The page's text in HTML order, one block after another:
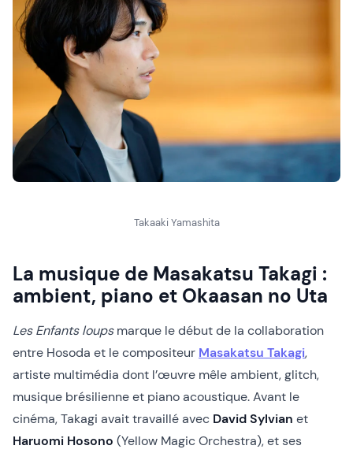
Takaaki Yamashita
La musique de Masakatsu Takagi :
ambient, piano et Okaasan no Uta
Les Enfants loupsmarque le début de la collaboration
entre Hosoda et le compositeur Masakatsu Takagi,
artiste multimédia dont l’œuvre mêle ambient, glitch,
musique brésilienne et piano acoustique. Avant le
cinéma, Takagi avait travaillé avec David Sylvian et
Haruomi Hosono (Yellow Magic Orchestra), et ses